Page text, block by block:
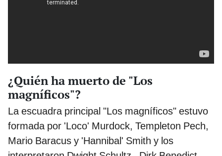
¿Quién ha muerto de "Los
magníficos"?
La escuadra principal "Los magníficos" estuvo
formada por 'Loco' Murdock, Templeton Pech,
Mario Baracus y 'Hannibal' Smith y los